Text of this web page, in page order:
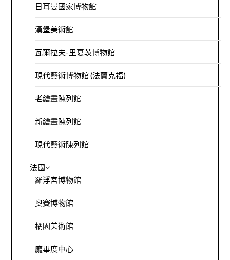
日耳曼國家博物館
漢堡美術館
瓦爾拉夫-里夏茨博物館
現代藝術博物館 (法蘭克福)
老繪畫陳列館
新繪畫陳列館
現代藝術陳列館
法國
羅浮宮博物館
奧賽博物館
橘園美術館
龐畢度中心